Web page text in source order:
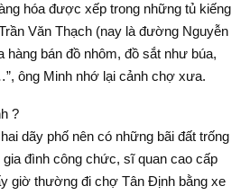
hóa được xếp trong những tủ kiếng
Văn Thạch (nay là đường Nguyễn
bán đồ nhôm, đồ sắt như búa,
ông Minh nhớ lại cảnh chợ xưa.
?
dãy phố nên có những bãi đất trống
gia đình công chức, sĩ quan cao cấp
giờ thường đi chợ Tân Định bằng xe